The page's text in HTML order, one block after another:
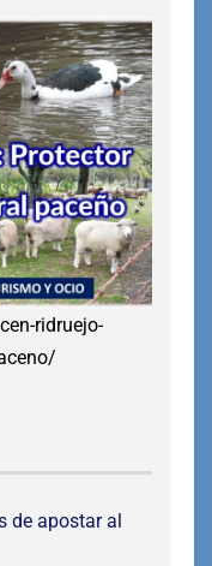
ridruejo-
de apostar al